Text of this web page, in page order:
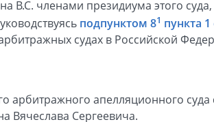
B.C. членами президиума этого
подпунктом 81 пункта 1
судах в Российской
арбитражного апелляционного суда
Вячеслава Сергеевича.